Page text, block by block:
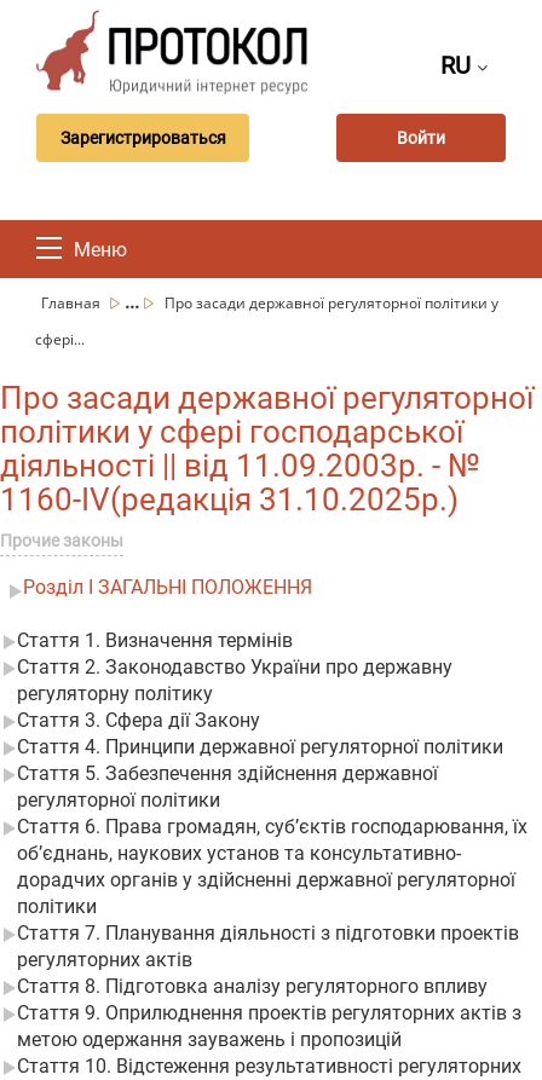
RU
Зарегистрироваться Войти
Меню
Главная ...
Про засади державної регуляторної політики у
сфері...
Про засади державної регуляторної
політики у сфері господарської
діяльності || від 11.09.2003р. - №
1160-IV(редакція 31.10.2025р.)
Прочие законы
Розділ I ЗАГАЛЬНІ ПОЛОЖЕННЯ
Стаття 1. Визначення термінів
Стаття 2. Законодавство України про державну
регуляторну політику
Стаття 3. Сфера дії Закону
Стаття 4. Принципи державної регуляторної політики
Стаття 5. Забезпечення здійснення державної
регуляторної політики
Стаття 6. Права громадян, суб’єктів господарювання, їх
об’єднань, наукових установ та консультативно-
дорадчих органів у здійсненні державної регуляторної
політики
Стаття 7. Планування діяльності з підготовки проектів
регуляторних актів
Стаття 8. Підготовка аналізу регуляторного впливу
Стаття 9. Оприлюднення проектів регуляторних актів з
метою одержання зауважень і пропозицій
Стаття 10. Відстеження результативності регуляторних